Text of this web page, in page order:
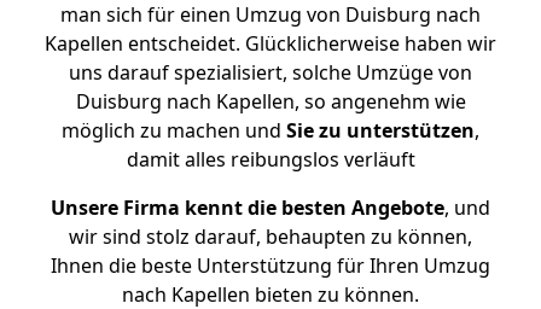
man sich für einen Umzug von Duisburg nach
Kapellen entscheidet. Glücklicherweise haben wir
uns darauf spezialisiert, solche Umzüge von
Duisburg nach Kapellen, so angenehm wie
möglich zu machen und Sie zu unterstützen,
damit alles reibungslos verläuft
Unsere Firma kennt die besten Angebote, und
wir sind stolz darauf, behaupten zu können,
Ihnen die beste Unterstützung für Ihren Umzug
nach Kapellen bieten zu können.